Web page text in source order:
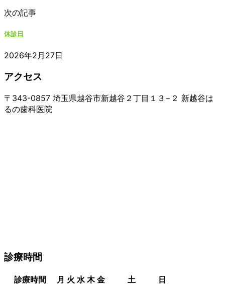
次の記事
休診日
2026年2月27日
アクセス
〒343-0857 埼玉県越谷市新越谷２丁目１３−２ 新越谷は
るの歯科医院
診療時間
診療時間 月 火 水 木 金 土
日